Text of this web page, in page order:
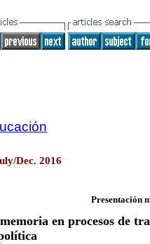
Dec. 2016
Presentación
en procesos de